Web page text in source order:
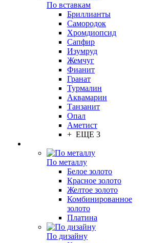
По вставкам
Бриллианты
Самородок
Хромдиопсид
Сапфир
Изумруд
Жемчуг
Фианит
Гранат
Турмалин
Аквамарин
Танзанит
Опал
Аметист
+ ЕЩЕ 3
По металлу
Белое золото
Красное золото
Желтое золото
Комбинированное
золото
Платина
По дизайну